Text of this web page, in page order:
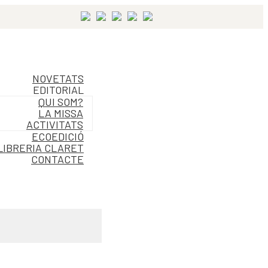
NOVETATS
EDITORIAL
QUI SOM?
LA MISSA
ACTIVITATS
ECOEDICIÓ
CLARET
CONTACTE